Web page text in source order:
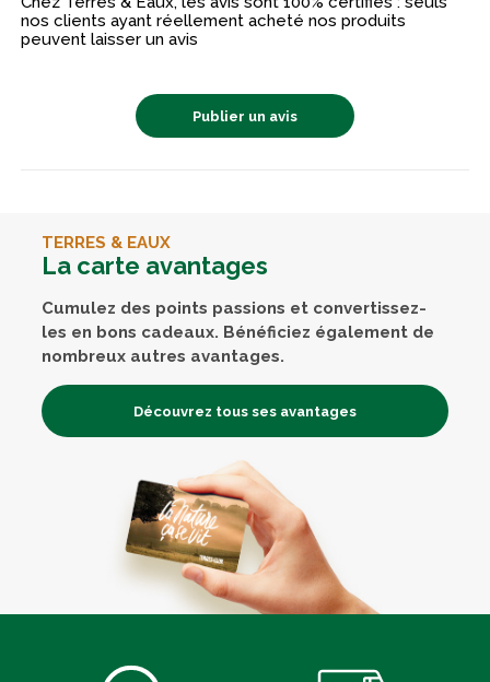
nos clients ayant réellement acheté nos produits
peuvent laisser un avis
Publier un avis
TERRES & EAUX
La carte avantages
Cumulez des points passions et convertissez-
les en bons cadeaux. Bénéficiez également de
nombreux autres avantages.
Découvrez tous ses avantages